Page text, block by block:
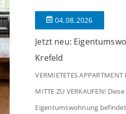
04.08.2026
Jetzt neu:
Krefeld
VERMIETETES APPARTMENT
MITTE ZU VERKAUFEN!
Eigentumswohnung